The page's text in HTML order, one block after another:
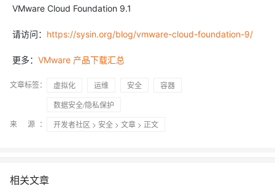
VMware Cloud Foundation 9.1
请访问： https://sysin.org/blog/vmware-cloud-foundation-9/
更多： VMware 产品下载汇总
文章标签： 虚拟化 运维 安全
容器
数据安全/隐私保护
来 源：
开发者社区 > 安全 > 文章 > 正文
相关文章